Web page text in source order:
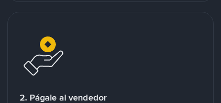
2. Págale al vendedor